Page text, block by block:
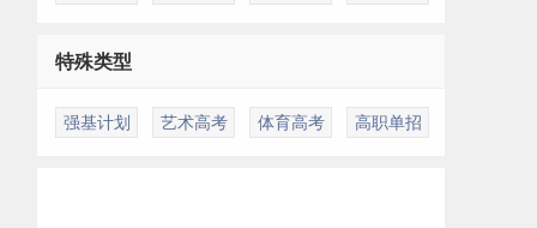
特殊类型
强基计划 艺术高考 体育高考 高职单招